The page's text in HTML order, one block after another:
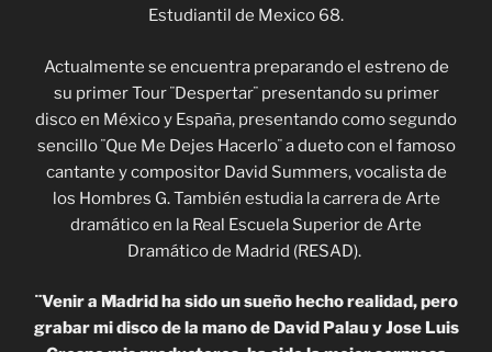
Estudiantil de Mexico 68.
Actualmente se encuentra preparando el estreno de
su primer Tour ¨Despertar¨ presentando su primer
disco en México y España, presentando como segundo
sencillo ¨Que Me Dejes Hacerlo¨ a dueto con el famoso
cantante y compositor David Summers, vocalista de
los Hombres G. También estudia la carrera de Arte
dramático en la Real Escuela Superior de Arte
Dramático de Madrid (RESAD).
¨Venir a Madrid ha sido un sueño hecho realidad, pero
grabar mi disco de la mano de David Palau y Jose Luis